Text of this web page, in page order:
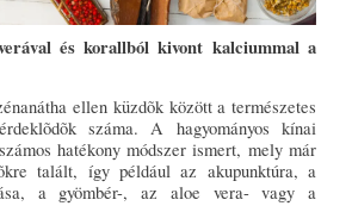
és korallból kivont kalciummal a
ellen küzdõk között a természetes
száma. A hagyományos kínai
hatékony módszer ismert, mely már
talált, így például az akupunktúra, a
a gyömbér-, az aloe vera- vagy a